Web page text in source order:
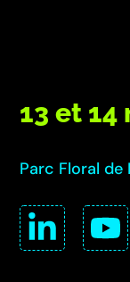
13 et 14
Parc Floral de